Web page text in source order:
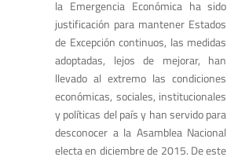
la Emergencia Económica ha sido
justificación para mantener Estados
de Excepción continuos, las medidas
adoptadas, lejos de mejorar, han
llevado al extremo las condiciones
económicas, sociales, institucionales
y políticas del país y han servido para
desconocer a la Asamblea Nacional
electa en diciembre de 2015. De este